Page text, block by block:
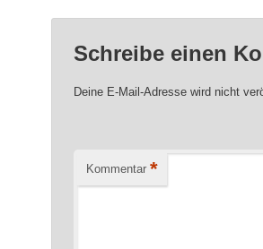
Schreibe einen
Deine E-Mail-Adresse wird nicht
Kommentar *